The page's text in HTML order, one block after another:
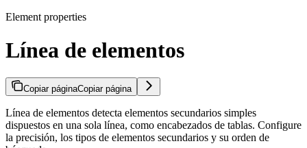
Element properties
Línea de elementos
Copiar páginaCopiar página
Línea de elementos detecta elementos secundarios simples
dispuestos en una sola línea, como encabezados de tablas. Configure
la precisión, los tipos de elementos secundarios y su orden de